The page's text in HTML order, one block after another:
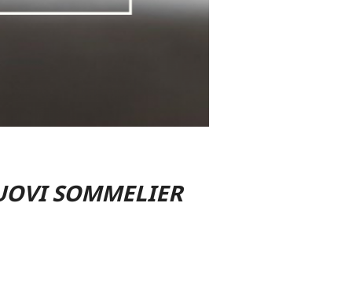
SOMMELIER